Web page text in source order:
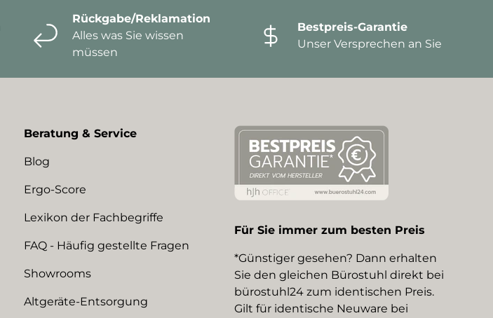
Rückgabe/Reklamation
Alles was Sie wissen
müssen
Bestpreis-Garantie
Unser Versprechen an Sie
Beratung & Service
Blog
Ergo-Score
Lexikon der Fachbegriffe
FAQ - Häufig gestellte Fragen
Showrooms
Altgeräte-Entsorgung
Für Sie immer zum besten Preis
*Günstiger gesehen? Dann erhalten
Sie den gleichen Bürostuhl direkt bei
bürostuhl24 zum identischen Preis.
Gilt für identische Neuware bei